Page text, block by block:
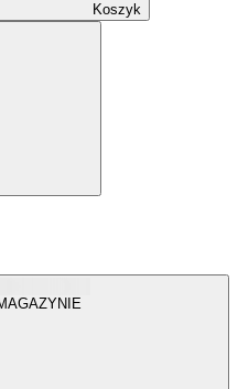
Koszyk